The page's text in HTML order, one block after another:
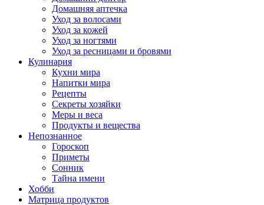
Домашняя аптечка
Уход за волосами
Уход за кожей
Уход за ногтями
Уход за ресницами и бровями
Кулинария
Кухни мира
Напитки мира
Рецепты
Секреты хозяйки
Меры и веса
Продукты и вещества
Непознанное
Гороскоп
Приметы
Сонник
Тайна имени
Хобби
Матрица продуктов